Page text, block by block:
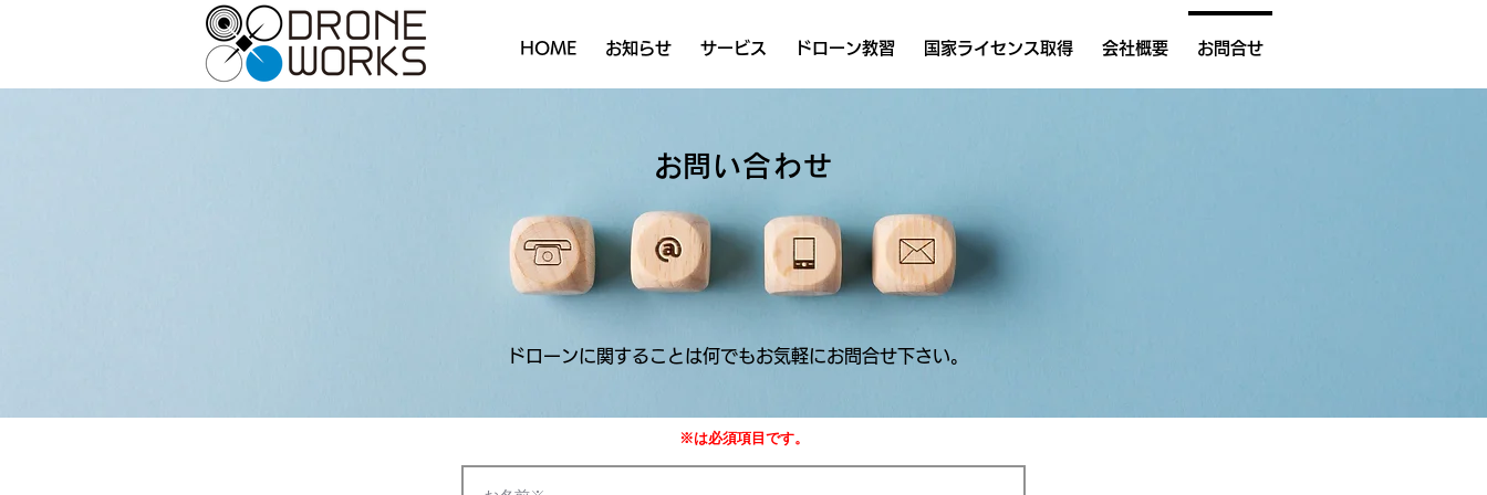
HOME お知らせ サービス ドローン教習 国家ライセンス取得 会社概要 お問合せ
​お問い合わせ
ドローンに関することは何でもお気軽にお問合せ下さい。
※は必須項目です。